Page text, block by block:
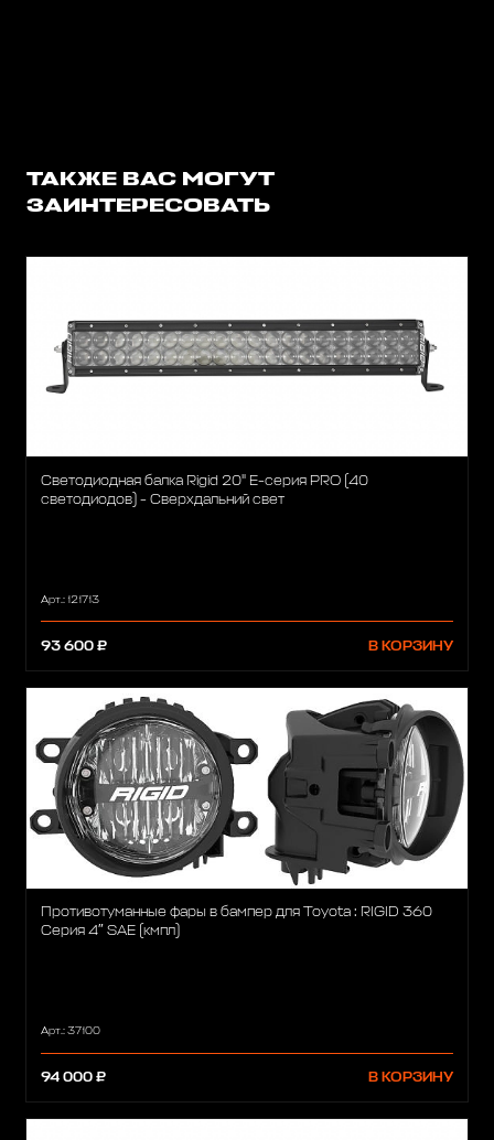
ТАКЖЕ ВАС МОГУТ
ЗАИНТЕРЕСОВАТЬ
Светодиодная балка Rigid 20" Е-серия PRO (40
светодиодов) - Сверхдальний свет
Арт.: 121713
93 600 ₽ В КОРЗИНУ
Противотуманные фары в бампер для Toyota : RIGID 360
Серия 4″ SAE (кмпл)
Арт.: 37100
94 000 ₽ В КОРЗИНУ